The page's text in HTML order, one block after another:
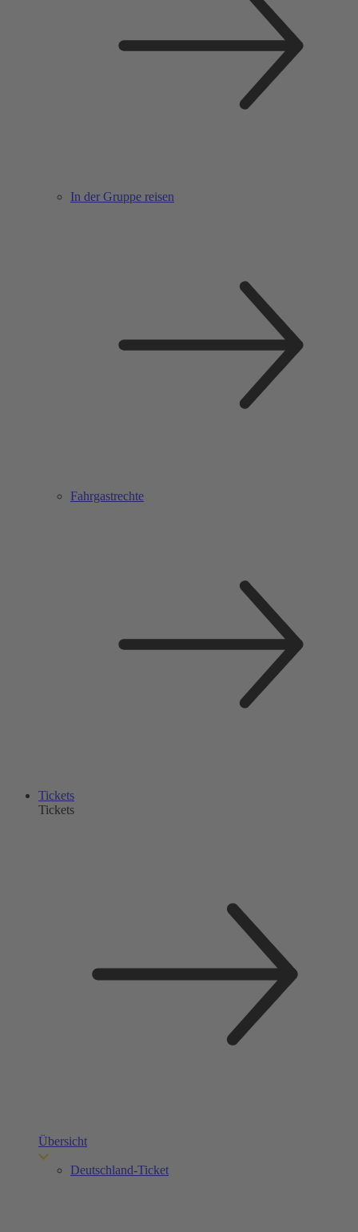
In der Gruppe reisen
Fahrgastrechte
Tickets
Tickets
Übersicht
Deutschland-Ticket